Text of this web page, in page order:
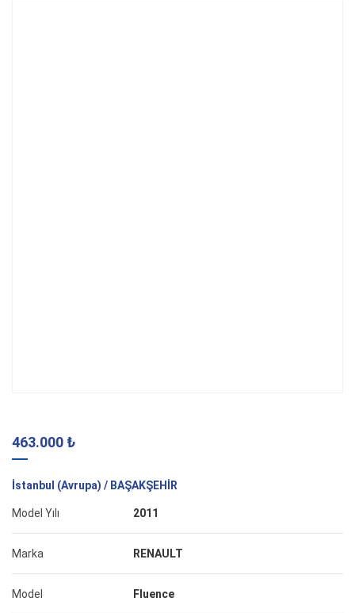
463.000 ₺
İstanbul (Avrupa) / BAŞAKŞEHİR
Model Yılı 2011
Marka RENAULT
Model Fluence